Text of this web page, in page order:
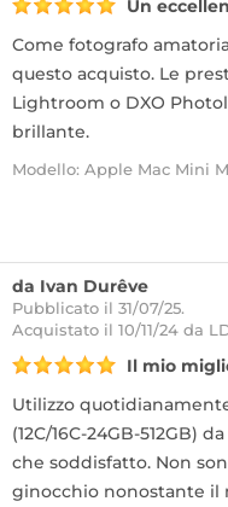
Un
Come fotografo
questo acquisto. Le
Lightroom o DXO
brillante.
Modello: Apple Mac Mini
da Ivan Durêve
Pubblicato il 31/07/25.
Acquistato il 10/11/24 da
Il mio
Utilizzo
(12C/16C-24GB-512GB)
che soddisfatto. Non
ginocchio nonostante il